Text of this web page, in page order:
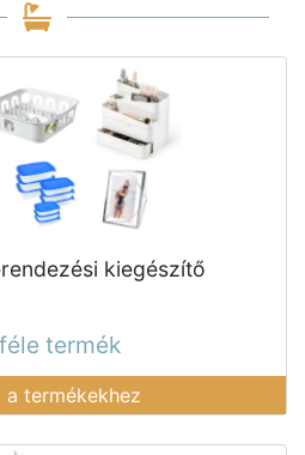
kiegészítő
termék
a termékekhez